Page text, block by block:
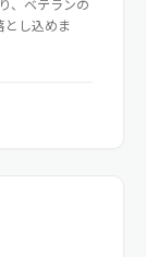
、ベテランの
し込めま